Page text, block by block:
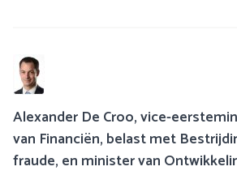
Alexander De Croo, vice-
van Financiën, belast met
fraude, en minister van